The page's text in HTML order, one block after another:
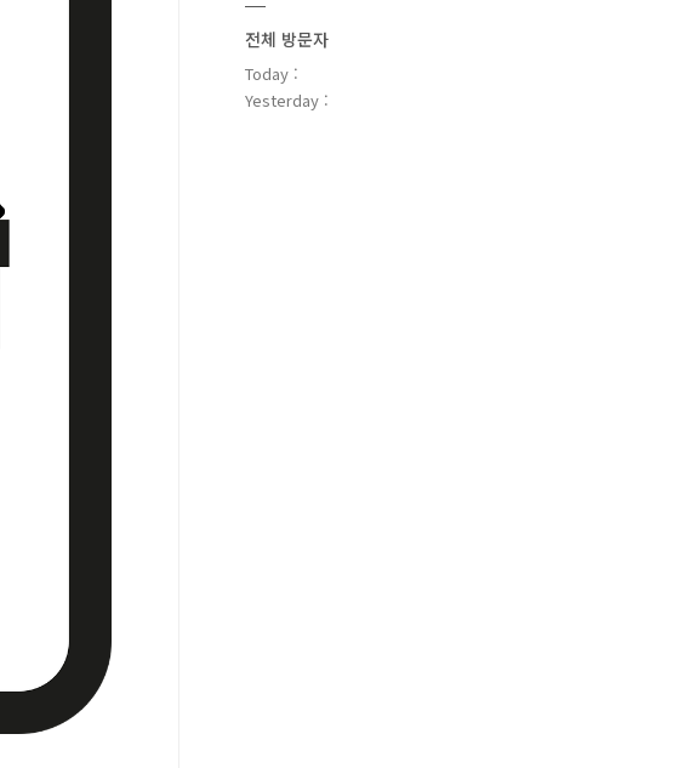
전체 방문자
Today :
Yesterday :